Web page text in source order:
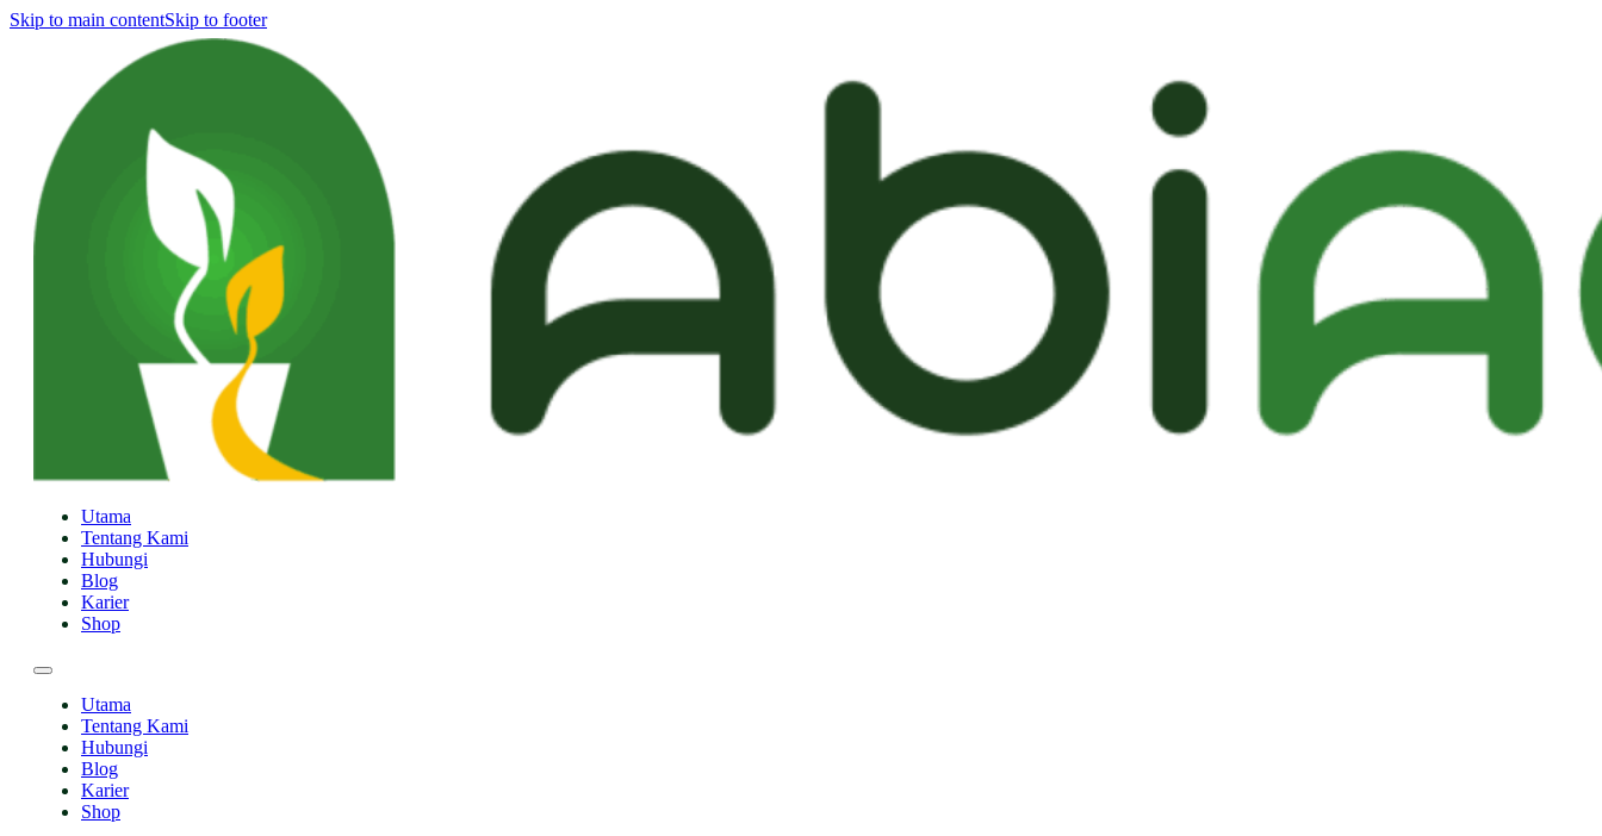
Skip to main contentSkip to footer
Utama
Tentang Kami
Hubungi
Blog
Karier
Shop
Utama
Tentang Kami
Hubungi
Blog
Karier
Shop